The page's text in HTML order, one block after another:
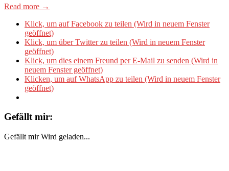
Read more →
Klick, um auf Facebook zu teilen (Wird in neuem Fenster
geöffnet)
Klick, um über Twitter zu teilen (Wird in neuem Fenster
geöffnet)
Klick, um dies einem Freund per E-Mail zu senden (Wird in
neuem Fenster geöffnet)
Klicken, um auf WhatsApp zu teilen (Wird in neuem Fenster
geöffnet)
Gefällt mir:
Gefällt mir Wird geladen...